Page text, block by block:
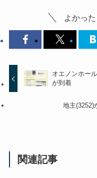
よかっ
オエノンホー
が到着
地主(3252)
関連記事